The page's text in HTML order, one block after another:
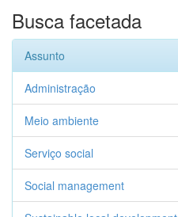
Busca facetada
Assunto
Administração
Meio ambiente
Serviço social
Social management